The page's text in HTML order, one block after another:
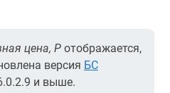
цена, Р отображается,
версия БС
и выше.